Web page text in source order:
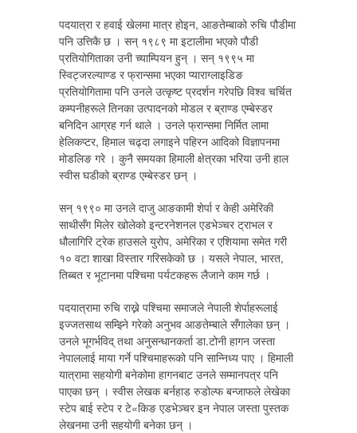
पदयात्रा र हवाई खेलमा मात्र होइन, आङतेम्बाको रुचि पौडीमा
पनि उत्तिकै छ । सन् १९८९ मा इटालीमा भएको पौडी
प्रतियोगिताका उनी च्याम्पियन हुन् । सन् १९९५ मा
स्विट्जरल्याण्ड र फ्रान्समा भएका प्याराग्लाइडिङ
प्रतियोगितामा पनि उनले उत्कृष्ट प्रदर्शन गरेपछि विश्व चर्चित
कम्पनीहरूले तिनका उत्पादनको मोडल र ब्राण्ड एम्बेस्डर
बनिदिन आग्रह गर्न थाले । उनले फ्रान्समा निर्मित लामा
हेलिकप्टर, हिमाल चढ्दा लगाइने पहिरन आदिको विज्ञापनमा
मोडलिङ गरे । कुनै समयका हिमाली क्षेत्रका भरिया उनी हाल
स्वीस घडीको ब्राण्ड एम्बेस्डर छन् ।
सन् १९९० मा उनले दाजु आङकामी शेर्पा र केही अमेरिकी
साथीसँग मिलेर खोलेको इन्टरनेशनल एडभेञ्चर ट्राभल र
धौलागिरि ट्रेक हाउसले युरोप, अमेरिका र एशियामा समेत गरी
१० वटा शाखा विस्तार गरिसकेको छ । यसले नेपाल, भारत,
तिब्बत र भूटानमा पश्चिमा पर्यटकहरू लैजाने काम गर्छ ।
पदयात्रामा रुचि राख्ने पश्चिमा समाजले नेपाली शेर्पाहरूलाई
इज्जतसाथ सम्झ्निे गरेको अनुभव आङतेम्बाले सँगालेका छन् ।
उनले भूगर्भविद् तथा अनुसन्धानकर्ता डा.टोनी हागन जस्ता
नेपाललाई माया गर्ने पश्चिमाहरूको पनि सान्निध्य पाए । हिमाली
यात्रामा सहयोगी बनेकोमा हागनबाट उनले सम्मानपत्र पनि
पाएका छन् । स्वीस लेखक बर्नहाड रुडोल्फ बन्जाफले लेखेका
स्टेप बाई स्टेप र टे«किङ एडभेञ्चर इन नेपाल जस्ता पुस्तक
लेखनमा उनी सहयोगी बनेका छन् ।